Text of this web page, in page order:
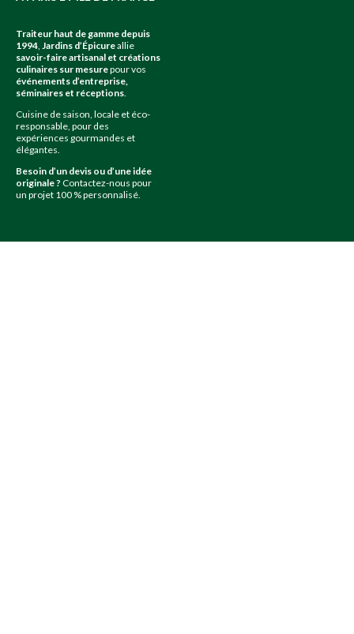
Traiteur haut de gamme depuis
1994 Jardins d’Épicureallie
savoir-faire artisanal et créations
culinaires sur mesurepour vos
événements d’entreprise,
séminaires et réceptions
Cuisine de saison, locale et éco-
responsable, pour des
expériences gourmandes et
élégantes.
Besoin d’un devis ou d’une idée
originale ? Contactez-nous pour
un projet 100 % personnalisé.